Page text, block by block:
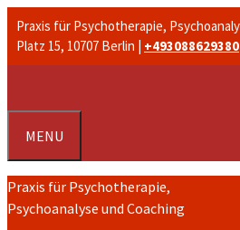
Zum
Inhalt
springen
Praxis für Psychotherapie,
Platz 15, 10707 Berlin | +493088629380
MENU
Praxis für Psychotherapie,
Psychoanalyse und Coaching